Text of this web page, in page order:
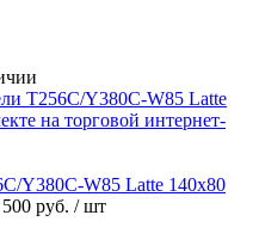
Y380C-W85 Latte 140х80
руб. / шт